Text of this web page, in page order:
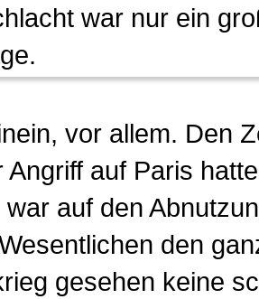
war nur ein
vor allem. Den
Angriff auf Paris
war auf den
den
gesehen keine